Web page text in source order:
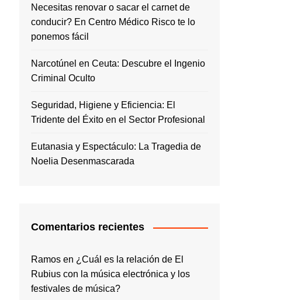
Necesitas renovar o sacar el carnet de
conducir? En Centro Médico Risco te lo
ponemos fácil
Narcotúnel en Ceuta: Descubre el Ingenio
Criminal Oculto
Seguridad, Higiene y Eficiencia: El
Tridente del Éxito en el Sector Profesional
Eutanasia y Espectáculo: La Tragedia de
Noelia Desenmascarada
Comentarios recientes
Ramosen ¿Cuál es la relación de El
Rubius con la música electrónica y los
festivales de música?